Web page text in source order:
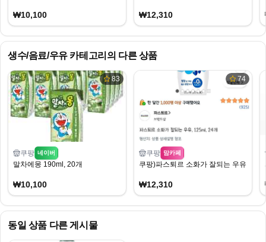
₩10,100 ₩12,310
생수/음료/우유카테고리의 다른 상품
83
쿠팡 네이버
말차에몽 190ml, 20개
₩10,100
74
쿠팡 맘카페
쿠팡)파스퇴르 소화가 잘되는 우유,
₩12,310
동일 상품 다른 게시물